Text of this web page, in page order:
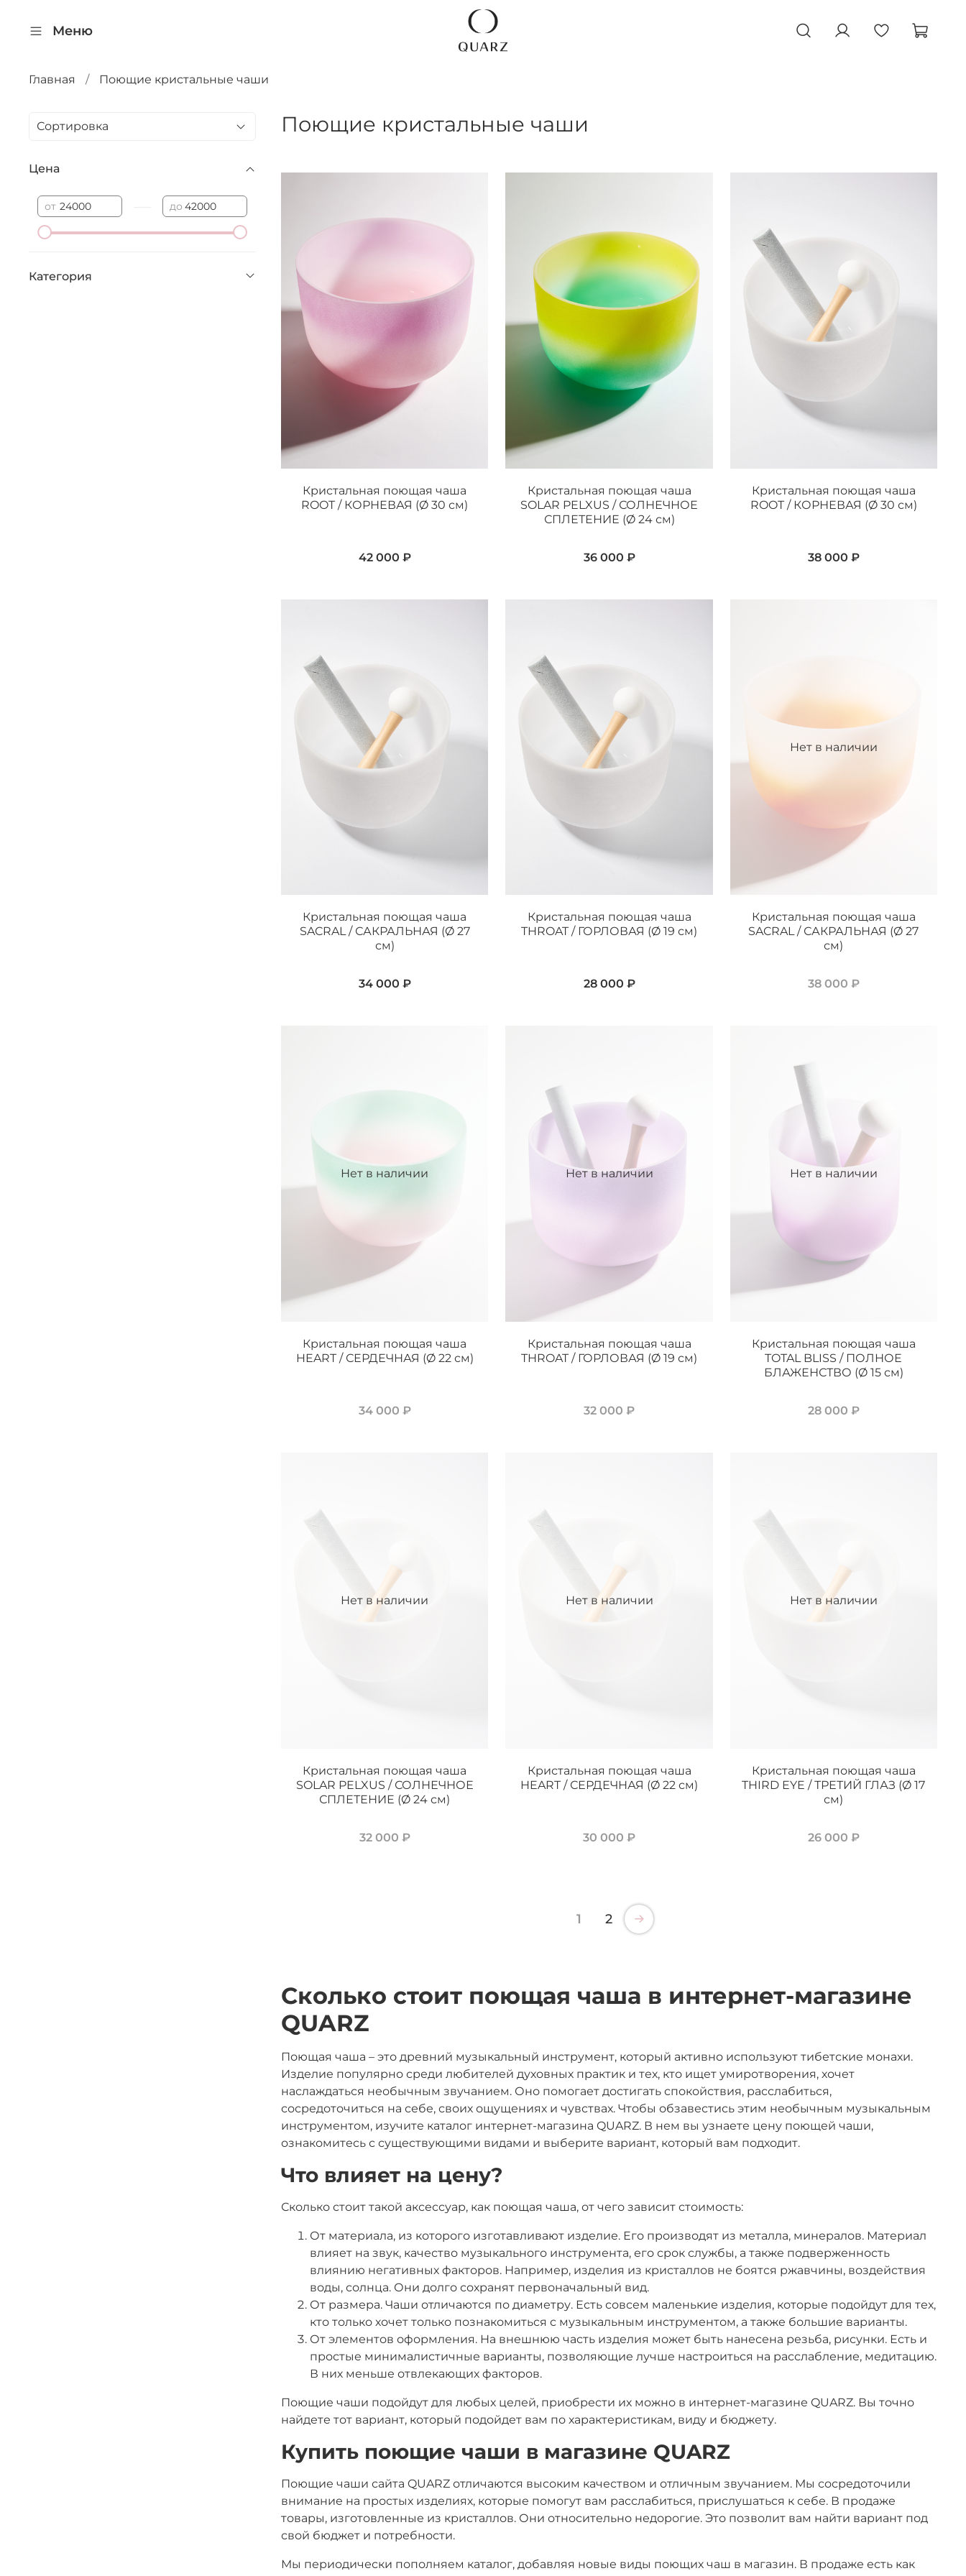
Меню
Главная Поющие кристальные чаши
Поющие кристальные чаши
Кристальная поющая чаша
ROOT / КОРНЕВАЯ (Ø 30 см)
42 000 ₽
Кристальная поющая чаша
SOLAR PELXUS / СОЛНЕЧНОЕ
СПЛЕТЕНИЕ (Ø 24 см)
36 000 ₽
Кристальная поющая чаша
ROOT / КОРНЕВАЯ (Ø 30 см)
38 000 ₽
Кристальная поющая чаша
SACRAL / САКРАЛЬНАЯ (Ø 27
см)
34 000 ₽
Кристальная поющая чаша
THROAT / ГОРЛОВАЯ (Ø 19 см)
28 000 ₽
Нет в наличии
Кристальная поющая чаша
SACRAL / САКРАЛЬНАЯ (Ø 27
см)
38 000 ₽
Нет в наличии
Кристальная поющая чаша
HEART / СЕРДЕЧНАЯ (Ø 22 см)
34 000 ₽
Нет в наличии
Кристальная поющая чаша
THROAT / ГОРЛОВАЯ (Ø 19 см)
32 000 ₽
Нет в наличии
Кристальная поющая чаша
TOTAL BLISS / ПОЛНОЕ
БЛАЖЕНСТВО (Ø 15 см)
28 000 ₽
Нет в наличии
Кристальная поющая чаша
SOLAR PELXUS / СОЛНЕЧНОЕ
СПЛЕТЕНИЕ (Ø 24 см)
32 000 ₽
Нет в наличии
Кристальная поющая чаша
HEART / СЕРДЕЧНАЯ (Ø 22 см)
30 000 ₽
Нет в наличии
Кристальная поющая чаша
THIRD EYE / ТРЕТИЙ ГЛАЗ (Ø 17
см)
26 000 ₽
1 2
Сколько стоит поющая чаша в интернет-магазине
QUARZ
Поющая чаша – это древний музыкальный инструмент, который активно используют тибетские монахи.
Изделие популярно среди любителей духовных практик и тех, кто ищет умиротворения, хочет
наслаждаться необычным звучанием. Оно помогает достигать спокойствия, расслабиться,
сосредоточиться на себе, своих ощущениях и чувствах. Чтобы обзавестись этим необычным музыкальным
инструментом, изучите каталог интернет-магазина QUARZ. В нем вы узнаете цену поющей чаши,
ознакомитесь с существующими видами и выберите вариант, который вам подходит.
Что влияет на цену?
Сколько стоит такой аксессуар, как поющая чаша, от чего зависит стоимость:
От материала, из которого изготавливают изделие. Его производят из металла, минералов. Материал
влияет на звук, качество музыкального инструмента, его срок службы, а также подверженность
влиянию негативных факторов. Например, изделия из кристаллов не боятся ржавчины, воздействия
воды, солнца. Они долго сохранят первоначальный вид.
От размера. Чаши отличаются по диаметру. Есть совсем маленькие изделия, которые подойдут для тех,
кто только хочет только познакомиться с музыкальным инструментом, а также большие варианты.
От элементов оформления. На внешнюю часть изделия может быть нанесена резьба, рисунки. Есть и
простые минималистичные варианты, позволяющие лучше настроиться на расслабление, медитацию.
В них меньше отвлекающих факторов.
Поющие чаши подойдут для любых целей, приобрести их можно в интернет-магазине QUARZ. Вы точно
найдете тот вариант, который подойдет вам по характеристикам, виду и бюджету.
Купить поющие чаши в магазине QUARZ
Поющие чаши сайта QUARZ отличаются высоким качеством и отличным звучанием. Мы сосредоточили
внимание на простых изделиях, которые помогут вам расслабиться, прислушаться к себе. В продаже
товары, изготовленные из кристаллов. Они относительно недорогие. Это позволит вам найти вариант под
свой бюджет и потребности.
Мы периодически пополняем каталог, добавляя новые виды поющих чаш в магазин. В продаже есть как
Цена
от до
Категория